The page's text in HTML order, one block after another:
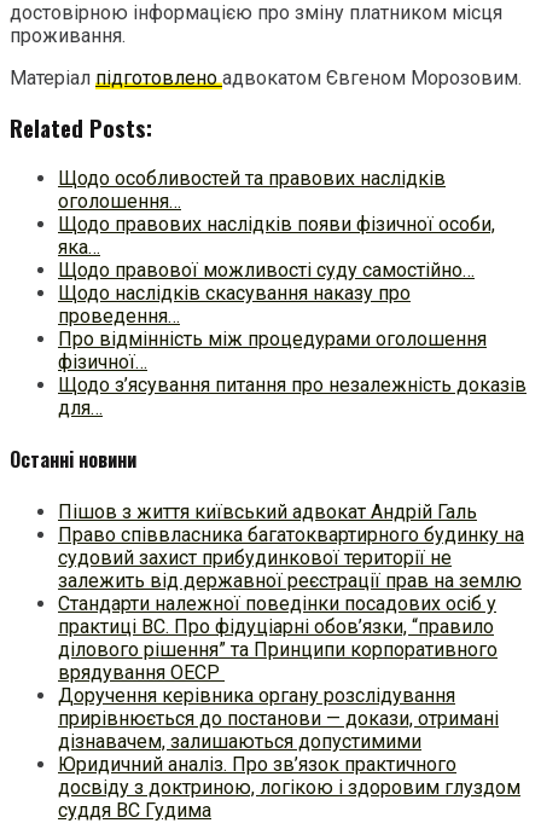
достовірною інформацією про зміну платником місця
проживання.
Матеріал підготовленоадвокатом Євгеном Морозовим.
Related Posts:
Щодо особливостей та правових наслідків
оголошення…
Щодо правових наслідків появи фізичної особи,
яка…
Щодо правової можливості суду самостійно…
Щодо наслідків скасування наказу про
проведення…
Про відмінність між процедурами оголошення
фізичної…
Щодо з’ясування питання про незалежність доказів
для…
Останні новини
Пішов з життя київський адвокат Андрій Галь
Право співвласника багатоквартирного будинку на
судовий захист прибудинкової території не
залежить від державної реєстрації прав на землю
Стандарти належної поведінки посадових осіб у
практиці ВC. Про фідуціарні обов’язки, “правило
ділового рішення” та Принципи корпоративного
врядування ОЕСР
Доручення керівника органу розслідування
прирівнюється до постанови — докази, отримані
дізнавачем, залишаються допустимими
Юридичний аналіз. Про зв’язок практичного
досвіду з доктриною, логікою і здоровим глуздом
суддя ВС Гудима